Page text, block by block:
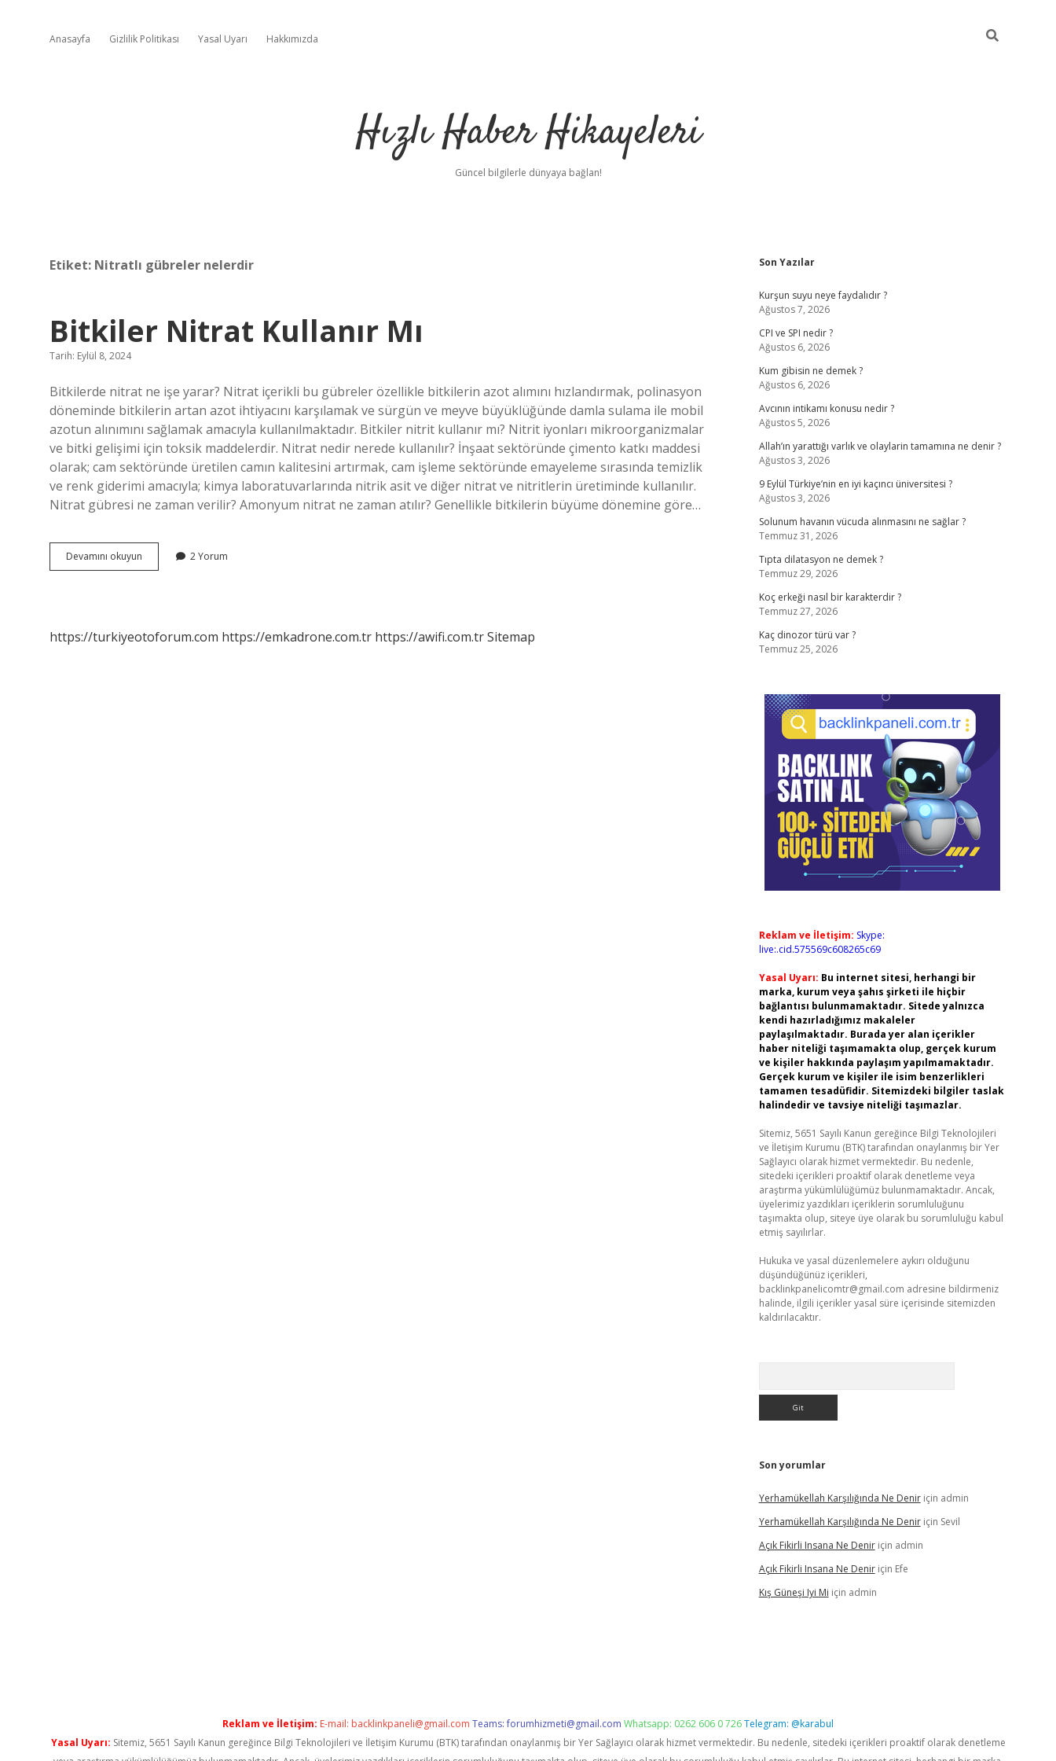
Anasayfa Gizlilik Politikası Yasal Uyarı Hakkımızda
Hızlı Haber Hikayeleri
Güncel bilgilerle dünyaya bağlan!
Etiket: Nitratlı gübreler nelerdir
Bitkiler Nitrat Kullanır Mı
Tarih: Eylül 8, 2024
Bitkilerde nitrat ne işe yarar? Nitrat içerikli bu gübreler özellikle bitkilerin azot alımını hızlandırmak, polinasyon
döneminde bitkilerin artan azot ihtiyacını karşılamak ve sürgün ve meyve büyüklüğünde damla sulama ile mobil
azotun alınımını sağlamak amacıyla kullanılmaktadır. Bitkiler nitrit kullanır mı? Nitrit iyonları mikroorganizmalar
ve bitki gelişimi için toksik maddelerdir. Nitrat nedir nerede kullanılır? İnşaat sektöründe çimento katkı maddesi
olarak; cam sektöründe üretilen camın kalitesini artırmak, cam işleme sektöründe emayeleme sırasında temizlik
ve renk giderimi amacıyla; kimya laboratuvarlarında nitrik asit ve diğer nitrat ve nitritlerin üretiminde kullanılır.
Nitrat gübresi ne zaman verilir? Amonyum nitrat ne zaman atılır? Genellikle bitkilerin büyüme dönemine göre…
Devamını okuyun
Nitrat
2 Yorum
https://turkiyeotoforum.com https://emkadrone.com.tr https://awifi.com.trSitemap
Sidebar
Son Yazılar
Kurşun suyu neye faydalıdır ?
Ağustos 7, 2026
CPI ve SPI nedir ?
Ağustos 6, 2026
Kum gibisin ne demek ?
Ağustos 6, 2026
Avcının intikamı konusu nedir ?
Ağustos 5, 2026
Allah’ın yarattığı varlık ve olaylarin tamamına ne denir ?
Ağustos 3, 2026
9 Eylül Türkiye’nin en iyi kaçıncı üniversitesi ?
Ağustos 3, 2026
Solunum havanın vücuda alınmasını ne sağlar ?
Temmuz 31, 2026
Tıpta dilatasyon ne demek ?
Temmuz 29, 2026
Koç erkeği nasıl bir karakterdir ?
Temmuz 27, 2026
Kaç dinozor türü var ?
Temmuz 25, 2026
Reklam ve İletişim: Skype:
live:.cid.575569c608265c69
Yasal Uyarı: Bu internet sitesi, herhangi bir
marka, kurum veya şahıs şirketi ile hiçbir
bağlantısı bulunmamaktadır. Sitede yalnızca
kendi hazırladığımız makaleler
paylaşılmaktadır. Burada yer alan içerikler
haber niteliği taşımamakta olup, gerçek kurum
ve kişiler hakkında paylaşım yapılmamaktadır.
Gerçek kurum ve kişiler ile isim benzerlikleri
tamamen tesadüfidir. Sitemizdeki bilgiler taslak
halindedir ve tavsiye niteliği taşımazlar.
Sitemiz, 5651 Sayılı Kanun gereğince Bilgi Teknolojileri
ve İletişim Kurumu (BTK) tarafından onaylanmış bir Yer
Sağlayıcı olarak hizmet vermektedir. Bu nedenle,
sitedeki içerikleri proaktif olarak denetleme veya
araştırma yükümlülüğümüz bulunmamaktadır. Ancak,
üyelerimiz yazdıkları içeriklerin sorumluluğunu
taşımakta olup, siteye üye olarak bu sorumluluğu kabul
etmiş sayılırlar.
Hukuka ve yasal düzenlemelere aykırı olduğunu
düşündüğünüz içerikleri,
backlinkpanelicomtr@gmail.com adresine bildirmeniz
halinde, ilgili içerikler yasal süre içerisinde sitemizden
kaldırılacaktır.
Son yorumlar
Yerhamükellah Karşılığında Ne Deniriçin admin
Yerhamükellah Karşılığında Ne Deniriçin Sevil
Açık Fikirli Insana Ne Deniriçin admin
Açık Fikirli Insana Ne Deniriçin Efe
Kış Güneşi Iyi Mi için admin
Reklam ve İletişim: E-mail: backlinkpaneli@gmail.com Teams:forumhizmeti@gmail.com Whatsapp: 0262 606 0 726Telegram: @karabul
Yasal Uyarı: Sitemiz, 5651 Sayılı Kanun gereğince Bilgi Teknolojileri ve İletişim Kurumu (BTK) tarafından onaylanmış bir Yer Sağlayıcı olarak hizmet vermektedir. Bu nedenle, sitedeki içerikleri proaktif olarak denetleme